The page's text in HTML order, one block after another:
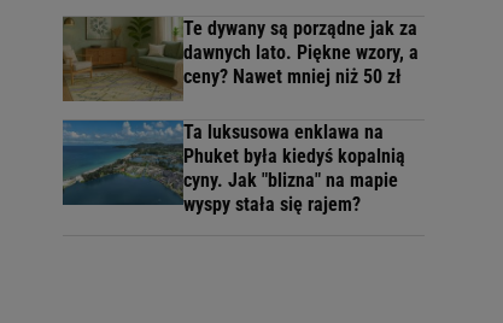
Te dywany są porządne jak za
dawnych lato. Piękne wzory, a
ceny? Nawet mniej niż 50 zł
Ta luksusowa enklawa na
Phuket była kiedyś kopalnią
cyny. Jak "blizna" na mapie
wyspy stała się rajem?